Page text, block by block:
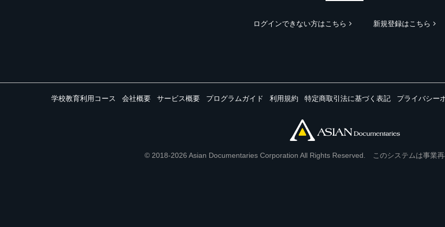
ログインできない方はこちら 新規登録はこちら
学校教育利用コース 会社概要 サービス概要 プログラムガイド 利用規約 特定商取引法に基づく表記 プライバシー
© 2018-2026 Asian Documentaries Corporation All Rights Reserved. このシステムは事業再